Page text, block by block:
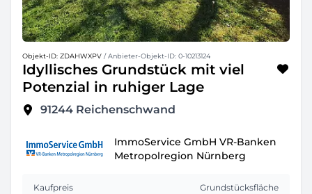
Objekt-ID: ZDAHWXPV / Anbieter-Objekt-ID: 0-10213124
Idyllisches Grundstück mit viel
Potenzial in ruhiger Lage
91244 Reichenschwand
ImmoService GmbH VR-Banken
Metropolregion Nürnberg
Kaufpreis Grundstücksfläche